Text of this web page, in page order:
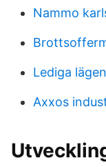
Nammo
Lediga
Axxos